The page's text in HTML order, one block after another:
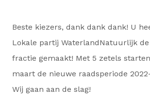
Beste kiezers, dank dank dank! U
Lokale partij WaterlandNatuurlijk
fractie gemaakt! Met 5 zetels
maart de nieuwe raadsperiode
Wij gaan aan de slag!